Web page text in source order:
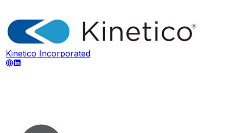
Kinetico Incorporated